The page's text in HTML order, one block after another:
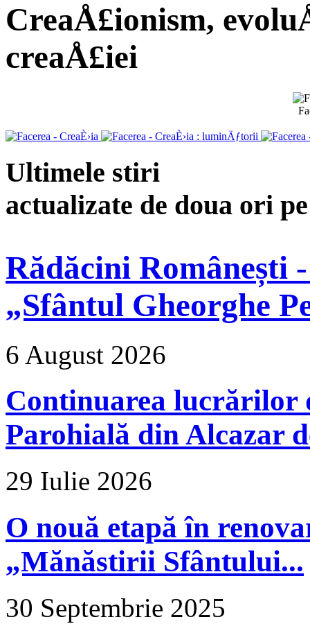
CreaÅ£ionism,
creaÅ£iei
Ultimele stiri
actualizate de doua ori
Rădăcini Românești
„Sfântul Gheorghe
6 August 2026
Continuarea lucrărilor
Parohială din Alcazar
29 Iulie 2026
O nouă etapă în
„Mănăstirii Sfântului...
30 Septembrie 2025